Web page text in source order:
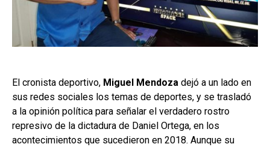
El cronista deportivo, Miguel Mendoza dejó a un lado en
sus redes sociales los temas de deportes, y se trasladó
a la opinión política para señalar el verdadero rostro
represivo de la dictadura de Daniel Ortega, en los
acontecimientos que sucedieron en 2018. Aunque su